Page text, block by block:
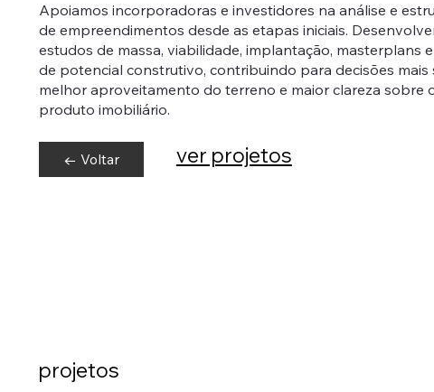
Apoiamos incorporadoras e investidores na análise e
de empreendimentos desde as etapas iniciais.
estudos de massa, viabilidade, implantação, masterplans
de potencial construtivo, contribuindo para decisões mais
melhor aproveitamento do terreno e maior clareza sobre
produto imobiliário.
← Voltar ver projetos
projetos